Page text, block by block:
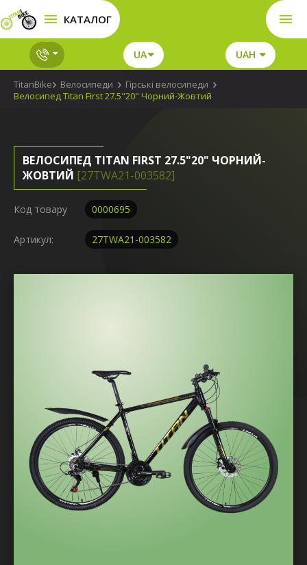
КАТАЛОГ
UA UAH
TitanBike Велосипеди
Гірські велосипеди
Велосипед Titan First 27.5"20" Чорний-Жовтий
ВЕЛОСИПЕД TITAN FIRST 27.5"20" ЧОРНИЙ-
ЖОВТИЙ [27TWA21-003582]
Код товару 0000695
Артикул: 27TWA21-003582